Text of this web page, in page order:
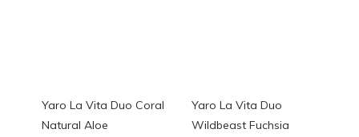
Yaro La Vita Duo Coral
Natural Aloe
Yaro La Vita Duo
Wildbeast Fuchsia